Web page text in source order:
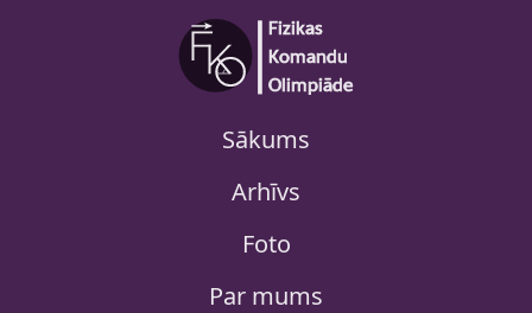
Sākums
Arhīvs
Foto
Par mums